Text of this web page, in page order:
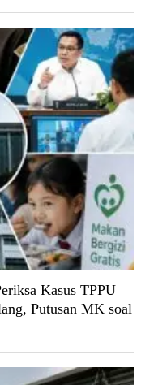
Kasus TPPU
Putusan MK soal